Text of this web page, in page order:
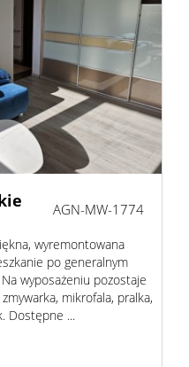
AGN-MW-1774
wyremontowana
po generalnym
wyposażeniu pozostaje
mikrofala, pralka,
Dostępne ...